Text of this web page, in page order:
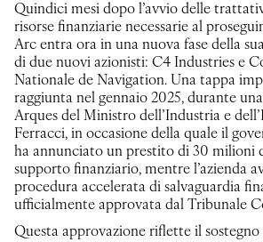
Quindici mesi dopo l’avvio delle
risorse finanziarie necessarie al
Arc entra ora in una nuova fase della
di due nuovi azionisti: C4 Industries e
Nationale de Navigation. Una tappa
raggiunta nel gennaio 2025, durante
Arques del Ministro dell’Industria e
Ferracci, in occasione della quale il
ha annunciato un prestito di 30 milioni
supporto finanziario, mentre l’azienda
procedura accelerata di salvaguardia
ufficialmente approvata dal Tribunale
Questa approvazione riflette il